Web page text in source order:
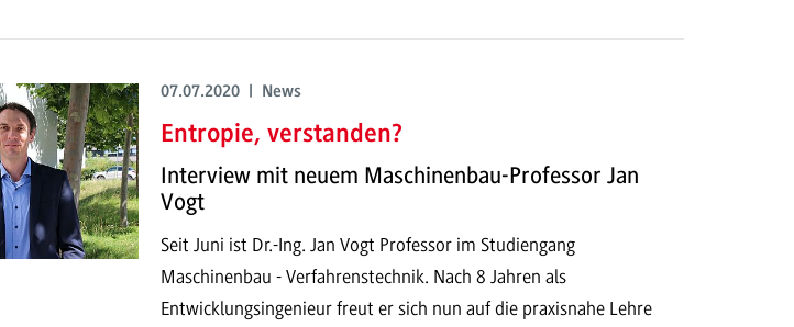
07.07.2020 | News
Entropie, verstanden?
Interview mit neuem Maschinenbau-Professor Jan
Vogt
Seit Juni ist Dr.-Ing. Jan Vogt Professor im Studiengang
Maschinenbau - Verfahrenstechnik. Nach 8 Jahren als
Entwicklungsingenieur freut er sich nun auf die praxisnahe Lehre